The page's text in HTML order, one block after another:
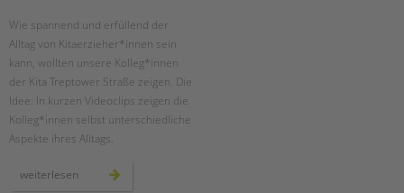
Wie spannend und erfüllend der
Alltag von Kitaerzieher*innen sein
kann, wollten unsere Kolleg*innen
der Kita Treptower Straße zeigen. Die
Idee: In kurzen Videoclips zeigen die
Kolleg*innen selbst unterschiedliche
Aspekte ihres Alltags.
weiterlesen lebendige
videoclips